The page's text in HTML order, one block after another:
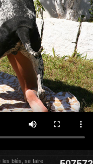
les blés, se faire